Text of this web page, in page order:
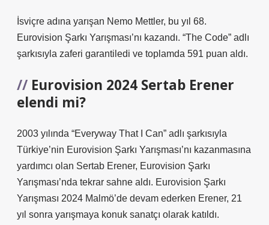
İsviçre adına yarışan Nemo Mettler, bu yıl 68.
Eurovision Şarkı Yarışması’nı kazandı. “The Code” adlı
şarkısıyla zaferi garantiledi ve toplamda 591 puan aldı.
Eurovision 2024 Sertab Erener
elendi mi?
2003 yılında “Everyway That I Can” adlı şarkısıyla
Türkiye’nin Eurovision Şarkı Yarışması’nı kazanmasına
yardımcı olan Sertab Erener, Eurovision Şarkı
Yarışması’nda tekrar sahne aldı. Eurovision Şarkı
Yarışması 2024 Malmö’de devam ederken Erener, 21
yıl sonra yarışmaya konuk sanatçı olarak katıldı.